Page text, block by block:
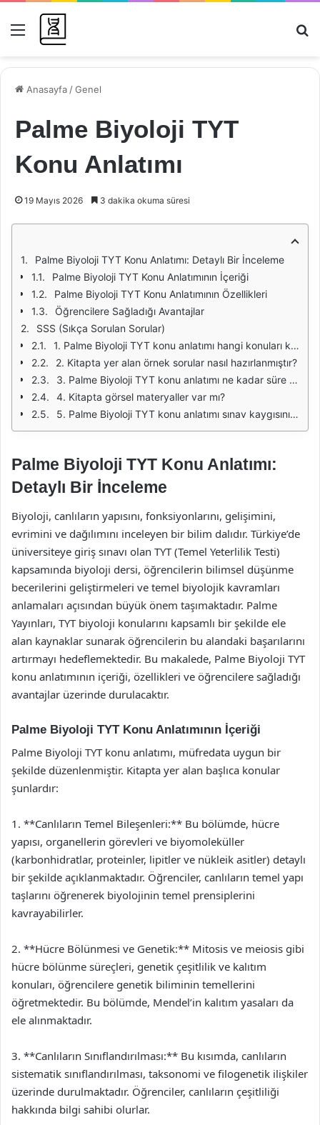
Menü
Anasayfa /Genel
Palme Biyoloji TYT
Konu Anlatımı
19 Mayıs 2026 3 dakika okuma süresi
Palme Biyoloji TYT Konu Anlatımı: Detaylı Bir İnceleme
Palme Biyoloji TYT Konu Anlatımının İçeriği
Palme Biyoloji TYT Konu Anlatımının Özellikleri
Öğrencilere Sağladığı Avantajlar
SSS (Sıkça Sorulan Sorular)
1. Palme Biyoloji TYT konu anlatımı hangi konuları kapsar?
2. Kitapta yer alan örnek sorular nasıl hazırlanmıştır?
3. Palme Biyoloji TYT konu anlatımı ne kadar süre içinde tamamlanabilir?
4. Kitapta görsel materyaller var mı?
5. Palme Biyoloji TYT konu anlatımı sınav kaygısını azaltır mı?
Palme Biyoloji TYT Konu Anlatımı:
Detaylı Bir İnceleme
Biyoloji, canlıların yapısını, fonksiyonlarını, gelişimini,
evrimini ve dağılımını inceleyen bir bilim dalıdır. Türkiye’de
üniversiteye giriş sınavı olan TYT (Temel Yeterlilik Testi)
kapsamında biyoloji dersi, öğrencilerin bilimsel düşünme
becerilerini geliştirmeleri ve temel biyolojik kavramları
anlamaları açısından büyük önem taşımaktadır. Palme
Yayınları, TYT biyoloji konularını kapsamlı bir şekilde ele
alan kaynaklar sunarak öğrencilerin bu alandaki başarılarını
artırmayı hedeflemektedir. Bu makalede, Palme Biyoloji TYT
konu anlatımının içeriği, özellikleri ve öğrencilere sağladığı
avantajlar üzerinde durulacaktır.
Palme Biyoloji TYT Konu Anlatımının İçeriği
Palme Biyoloji TYT konu anlatımı, müfredata uygun bir
şekilde düzenlenmiştir. Kitapta yer alan başlıca konular
şunlardır:
1. **Canlıların Temel Bileşenleri:** Bu bölümde, hücre
yapısı, organellerin görevleri ve biyomoleküller
(karbonhidratlar, proteinler, lipitler ve nükleik asitler) detaylı
bir şekilde açıklanmaktadır. Öğrenciler, canlıların temel yapı
taşlarını öğrenerek biyolojinin temel prensiplerini
kavrayabilirler.
2. **Hücre Bölünmesi ve Genetik:** Mitosis ve meiosis gibi
hücre bölünme süreçleri, genetik çeşitlilik ve kalıtım
konuları, öğrencilere genetik biliminin temellerini
öğretmektedir. Bu bölümde, Mendel’in kalıtım yasaları da
ele alınmaktadır.
3. **Canlıların Sınıflandırılması:** Bu kısımda, canlıların
sistematik sınıflandırılması, taksonomi ve filogenetik ilişkiler
üzerinde durulmaktadır. Öğrenciler, canlıların çeşitliliği
hakkında bilgi sahibi olurlar.